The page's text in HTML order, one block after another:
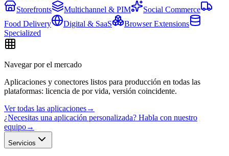
Storefronts
Multichannel & PIM
Social Commerce
Food Delivery
Digital & SaaS
Browser Extensions
Specialized
Navegar por el mercado
Aplicaciones y conectores listos para producción en todas las
plataformas: licencia de por vida, versión coincidente.
Ver todas las aplicaciones→
¿Necesitas una aplicación personalizada? Habla con nuestro
equipo→
Servicios